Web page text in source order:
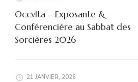
Occvlta – Exposante &
Conférencière au Sabbat des
Sorcières 2026
21 JANVIER, 2026